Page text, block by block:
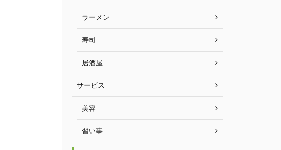
ラーメン
寿司
居酒屋
サービス
美容
習い事